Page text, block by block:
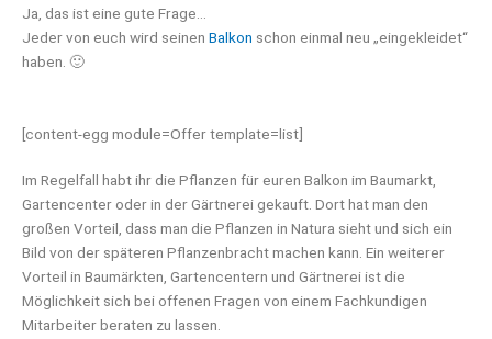
Ja, das ist eine gute Frage…
Jeder von euch wird seinen Balkon schon einmal neu „eingekleidet“
haben. 🙂
[content-egg module=Offer template=list]
Im Regelfall habt ihr die Pflanzen für euren Balkon im Baumarkt,
Gartencenter oder in der Gärtnerei gekauft. Dort hat man den
großen Vorteil, dass man die Pflanzen in Natura sieht und sich ein
Bild von der späteren Pflanzenbracht machen kann. Ein weiterer
Vorteil in Baumärkten, Gartencentern und Gärtnerei ist die
Möglichkeit sich bei offenen Fragen von einem Fachkundigen
Mitarbeiter beraten zu lassen.